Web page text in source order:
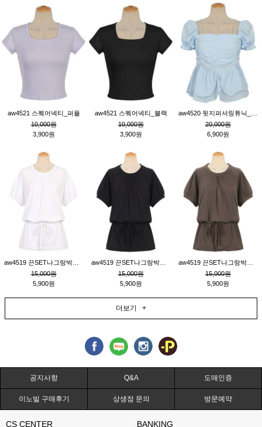
aw4521 스퀘어넥티_퍼플
10,000원
3,900원
aw4521 스퀘어넥티_블랙
10,000원
3,900원
20,000원
6,900원
15,000원
5,900원
15,000원
5,900원
15,000원
5,900원
더보기 +
공지사항 Q&A 도매인증
이노빌 구매후기 상생점 문의 방문예약
CS CENTER BANKING